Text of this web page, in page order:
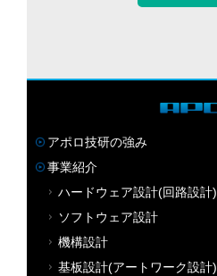
アポロ技研の強み
事業紹介
ハードウェア設計(回路設計)
ソフトウェア設計
機構設計
基板設計(アートワーク設計)